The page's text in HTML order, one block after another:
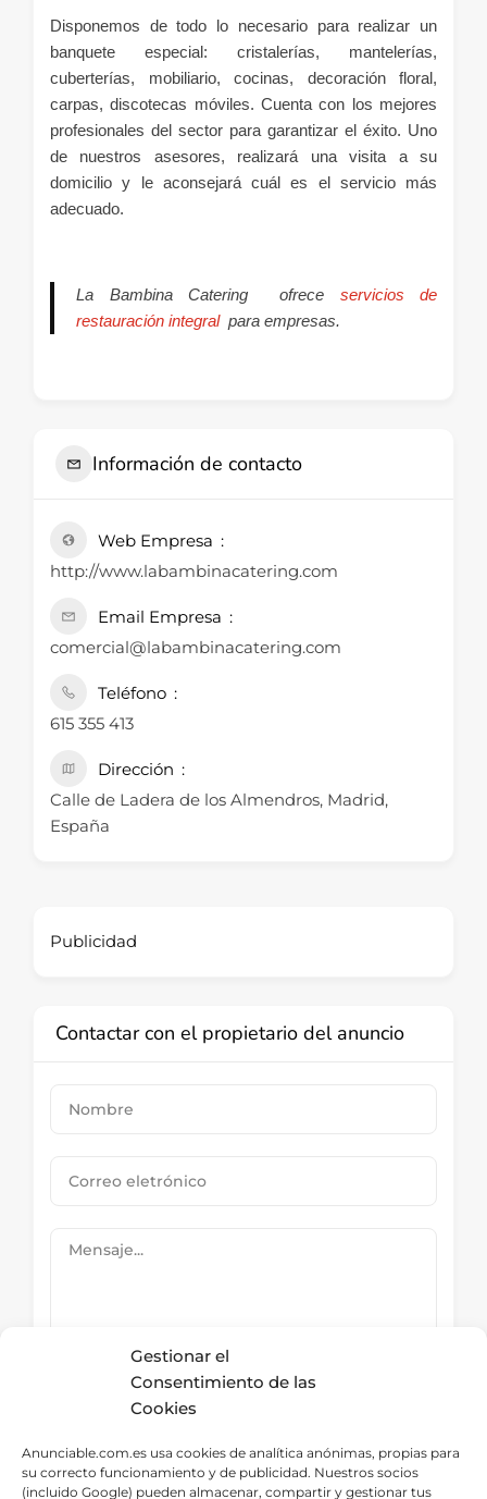
Gestionar el
Consentimiento de las
Cookies
Anunciable.com.es usa cookies de analítica anónimas, propias para
su correcto funcionamiento y de publicidad. Nuestros socios
(incluido Google) pueden almacenar, compartir y gestionar tus
Disponemos de todo lo necesario para realizar un
banquete especial: cristalerías, mantelerías,
cuberterías, mobiliario, cocinas, decoración floral,
carpas, discotecas móviles. Cuenta con los mejores
profesionales del sector para garantizar el éxito. Uno
de nuestros asesores, realizará una visita a su
domicilio y le aconsejará cuál es el servicio más
adecuado.
La Bambina Catering ofrece servicios de
restauración integralpara empresas.
Información de contacto
Web Empresa
http://www.labambinacatering.com
Email Empresa
comercial@labambinacatering.com
Teléfono
615 355 413
Dirección
Calle de Ladera de los Almendros, Madrid,
España
Publicidad
Contactar con el propietario del anuncio
Submit Now